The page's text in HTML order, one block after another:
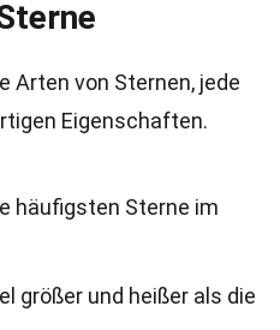
Arten von Sternen, jede
Eigenschaften.
häufigsten Sterne im
größer und heißer als die